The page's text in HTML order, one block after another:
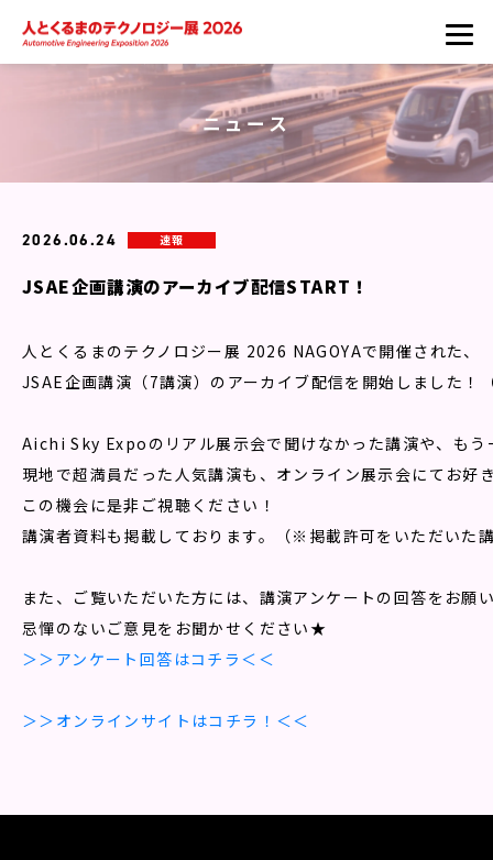
ニュース
2026.06.24 速報
JSAE企画講演のアーカイブ配信START！
人とくるまのテクノロジー展 2026 NAGOYAで開催された、
JSAE企画講演（7講演）のアーカイブ配信を開始しました
Aichi Sky Expoのリアル展示会で聞けなかった講演や、もう
現地で超満員だった人気講演も、オンライン展示会にてお好
この機会に是非ご視聴ください！
講演者資料も掲載しております。（※掲載許可をいただいた
また、ご覧いただいた方には、講演アンケートの回答をお願
＞＞アンケート回答はコチラ＜＜
＞＞オンラインサイトはコチラ！＜＜